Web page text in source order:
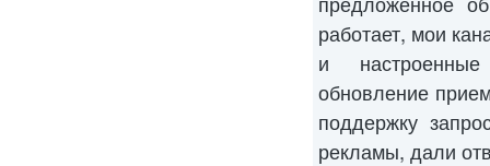
работает, мои
и
обновление
поддержку
рекламы, дали